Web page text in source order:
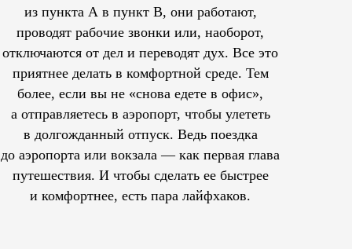
из пункта А в пункт В, они работают,
проводят рабочие звонки или, наоборот,
отключаются от дел и переводят дух. Все это
приятнее делать в комфортной среде. Тем
более, если вы не «снова едете в офис»,
а отправляетесь в аэропорт, чтобы улететь
в долгожданный отпуск. Ведь поездка
до аэропорта или вокзала — как первая глава
путешествия. И чтобы сделать ее быстрее
и комфортнее, есть пара лайфхаков.